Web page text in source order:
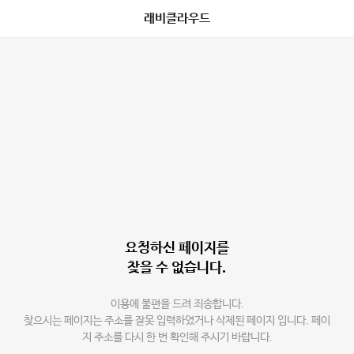
래비클라우드
요청하신 페이지를
찾을 수 없습니다.
이용에 불편을 드려 죄송합니다.
찾으시는 페이지는 주소를 잘못 입력하였거나 삭제된 페이지 입니다. 페이
지 주소를 다시 한 번 확인해 주시기 바랍니다.